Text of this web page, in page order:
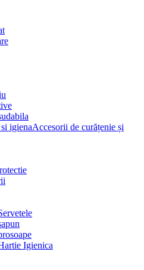
Accesorii de curățenie și
Igienica